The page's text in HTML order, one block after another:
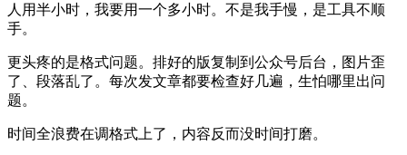
人用半小时，我要用一个多小时。不是我手慢，是工具不顺
手。
更头疼的是格式问题。排好的版复制到公众号后台，图片歪
了、段落乱了。每次发文章都要检查好几遍，生怕哪里出问
题。
时间全浪费在调格式上了，内容反而没时间打磨。